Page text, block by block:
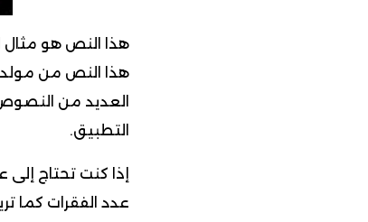
هذا النص هو
هذا النص من مولد
العديد من النصوص
التطبيق.
إذا كنت تحتاج إلى
عدد الفقرات كما